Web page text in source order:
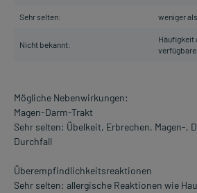
Sehr selten: weniger
Nicht bekannt:
Häufigkeit
Mögliche Nebenwirkungen:
Magen-Darm-Trakt
Sehr selten: Übelkeit, Erbrechen, Magen-,
Durchfall
Überempfindlichkeitsreaktionen
Sehr selten: allergische Reaktionen wie